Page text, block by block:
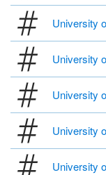
University
University
University
University
University